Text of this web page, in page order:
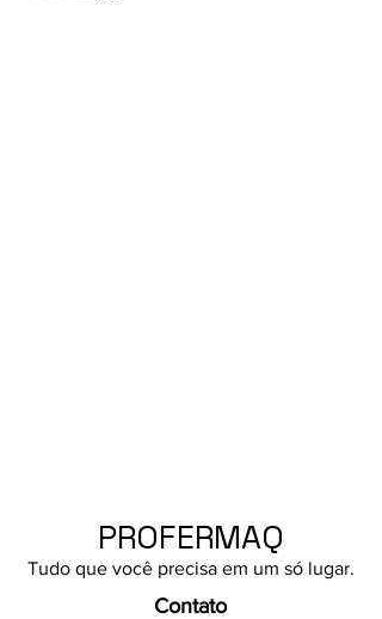
Contato
PROFERMAQ
Tudo que você precisa em um só lugar.